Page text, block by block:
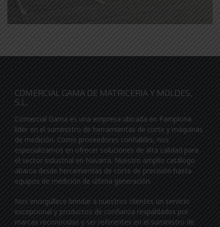
COMERCIAL GAMA DE MATRICERIA Y MOLDES,
S.L.
Comercial Gama es una empresa ubicada en Pamplona
líder en el suministro de herramientas de corte y máquinas
de medición. Como proveedores confiables, nos
especializamos en ofrecer soluciones de alta calidad para
el sector industrial en Navarra. Nuestro amplio catálogo
abarca desde herramientas de corte de precisión hasta
equipos de medición de última generación.
Nos enorgullece brindar a nuestros clientes un servicio
excepcional y productos de confianza respaldados por
marcas reconocidas y ser referentes en el suministro de